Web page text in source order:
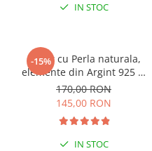
IN STOC
-15%
Colier cu Perla naturala,
elemente din Argint 925 si
margele Miyuki, multicolor
170,00 RON
145,00 RON
IN STOC